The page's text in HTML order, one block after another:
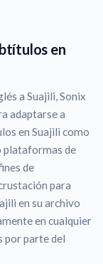
en
a Suajili, Sonix
adaptarse a
en Suajili como
plataformas de
de
para
en su archivo
en cualquier
por parte del